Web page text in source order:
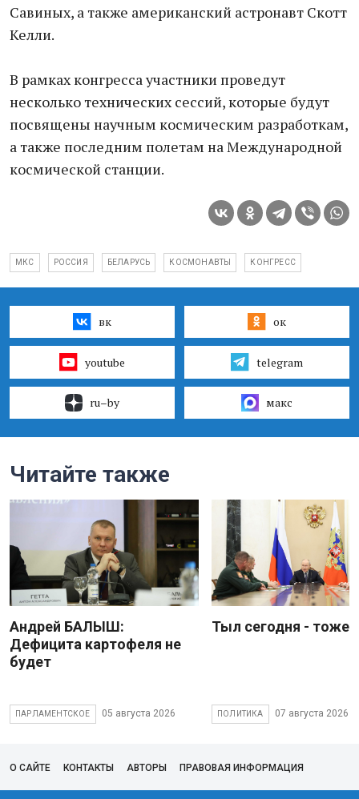
Савиных, а также американский астронавт Скотт
Келли.
В рамках конгресса участники проведут
несколько технических сессий, которые будут
посвящены научным космическим разработкам,
а также последним полетам на Международной
космической станции.
МКС РОССИЯ БЕЛАРУСЬ КОСМОНАВТЫ КОНГРЕСС
вк ок
youtube telegram
ru–by макс
Читайте также
Андрей БАЛЫШ:
Дефицита картофеля не
будет
ПАРЛАМЕНТСКОЕ 05 августа 2026
Тыл сегодня - тоже
ПОЛИТИКА 07 августа 2026
О САЙТЕ КОНТАКТЫ АВТОРЫ ПРАВОВАЯ ИНФОРМАЦИЯ